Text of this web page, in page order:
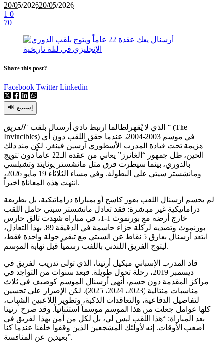
20/05/202620/05/2026
1 0
70
Share this post?
Facebook Twitter Linkedin
🔊 إستمع
لطالما ارتبط نادي أرسنال بلقب “الفريق الذي لا يُقهر ” (The
Invincibles) في موسم 2003-2004، عندما حقق اللقب دون أي
هزيمة تحت قيادة المدرب الأسطوري آرسين فينغر. لكن منذ ذلك
الحين، ظل جمهور “الغانرز” يعاني من عقدة الـ22 عاماً دون تتويج
بالدوري، بينما سيطرت فرق مثل مانشستر يونايتد وتشيلسي
ومانشستر سيتي على البطولة. وفي مساء الثلاثاء 19 مايو 2026،
انتهت هذه المعاناة أخيراً.
لم يحسم أرسنال اللقب بفوز كاسح أو بمباراة دراماتيكية، بل بطريقة
دراماتيكية غير مباشرة: فقد تعادل مانشستر سيتي حامل اللقب
خارج أرضه مع بورنموث 1-1، في مباراة شهدت تألق حارس
بورنموث وتصديه لركلة جزاء حاسمة في الدقيقة 89. بهذا التعادل،
ابتعد أرسنال بفارق 5 نقاط عن السيتي مع تبقي جولة واحدة فقط،
ليتوج الفريق اللندني باللقب رسمياً قبل نهاية الموسم.
قاد المدرب الإسباني ميكيل أرتيتا، الذي تولى تدريب الفريق في
ديسمبر 2019، رحلة تحول طويلة. فبعد سنوات من التواجد في
مراكز المقدمة دون حسم، أنهى أرسنال الموسم كوصيف في ثلاث
مناسبات متتالية (2023، 2024، 2025). لكن الإصرار على تحسين
التفاصيل الدفاعية، والتعاقدات الذكية، وتطوير اللاعبين الشباب،
كلها عوامل جعلت من هذا الموسم موسماً استثنائياً. وقد صرح أرتيتا
بعد المباراة: “هذا اللقب ليس لي، بل لكل من آمن بهذا الفريق في
أصعب الأوقات. إنه لأولئك المشجعين الذين وقفوا خلفنا عندما كنا
بعيدين عن المنافسة”.